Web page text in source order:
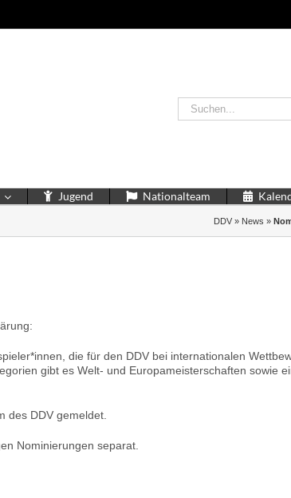
Suche
nach:
Jugend Nationalteam
DDV » News »
die für den DDV bei internationalen
gibt es Welt- und Europameisterschaften sowie
des DDV gemeldet.
Nominierungen separat.